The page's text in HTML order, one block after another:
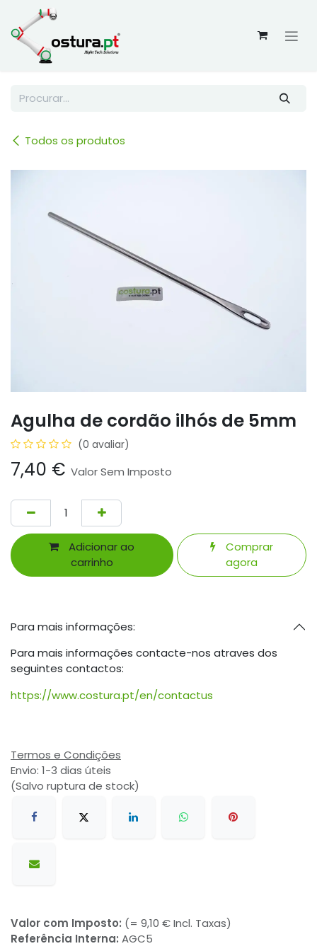
Skip to Content
Todos os produtos
Agulha de cordão ilhós de 5mm
(0 avaliar)
7,40 € Valor Sem Imposto
Adicionar ao
carrinho
Comprar
agora
Para mais informações:
Para mais informações contacte-nos atraves dos
seguintes contactos:
https://www.costura.pt/en/contactus
Termos e Condições
Envio: 1-3 dias úteis
(Salvo ruptura de stock)
Valor com Imposto: (= 9,10 € Incl. Taxas)
Referência Interna: AGC5